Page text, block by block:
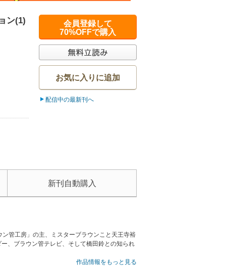
ン(1)
会員登録して
70%OFFで購入
お気に入りに追加
配信中の最新刊へ
新刊自動購入
管工房」の主、ミスターブラウンこと天王寺裕
、ブラウン管テレビ、そして橋田鈴との知られ
作品情報をもっと見る